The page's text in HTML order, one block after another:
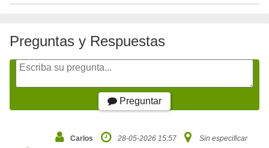
Preguntas y Respuestas
Preguntar
Carlos 28-05-2026 15:57
Sin especificar